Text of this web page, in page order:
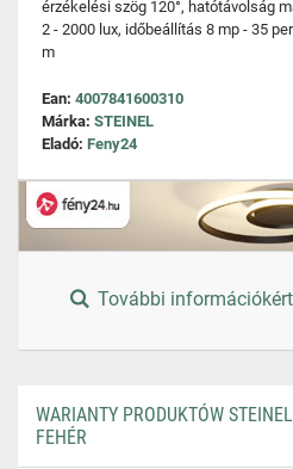
érzékelési szög 120°, hatótávolság
2 - 2000 lux, időbeállítás 8 mp - 35
m
Ean: 4007841600310
Márka: STEINEL
Eladó: Feny24
További
WARIANTY PRODUKTÓW
FEHÉR